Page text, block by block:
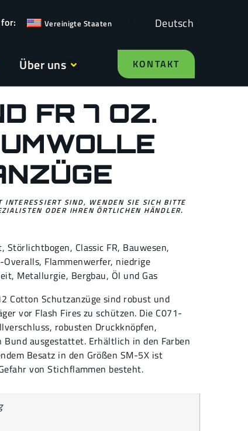
Vereinigte Staaten Deutsch
Über uns KONTAKT
FR 7 OZ.
INTERESSIERT SIND, WENDEN SIE SICH BITTE
ODER IHREN ÖRTLICHEN HÄNDLER.
, Störlichtbogen, Classic FR, Bauwesen,
Overalls, Flammenwerfer, niedrige
, Metallurgie, Bergbau, Öl und Gas
Cotton Schutzanzüge sind robust und
vor Flash Fires zu schützen. Die C071-
robusten Druckknöpfen,
Bund ausgestattet. Erhältlich in den Farben
Besatz in den Größen SM-5X ist
von Stichflammen besteht.